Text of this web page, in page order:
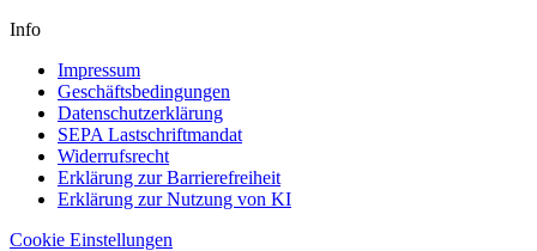
Info
Impressum
Geschäftsbedingungen
Datenschutzerklärung
SEPA Lastschriftmandat
Widerrufsrecht
Erklärung zur Barrierefreiheit
Erklärung zur Nutzung von KI
Cookie Einstellungen